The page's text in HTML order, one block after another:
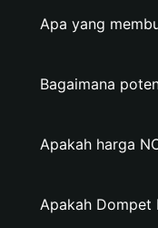
Apa yang
Bagaimana
Apakah harga
Apakah Dompet